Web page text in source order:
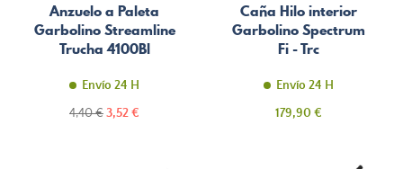
Anzuelo a Paleta
Garbolino Streamline
Trucha 4100Bl
Envío 24 H
Precio
4,40 €Precio
3,52 €
Caña Hilo interior
Garbolino Spectrum
Fi - Trc
Envío 24 H
Precio
179,90 €